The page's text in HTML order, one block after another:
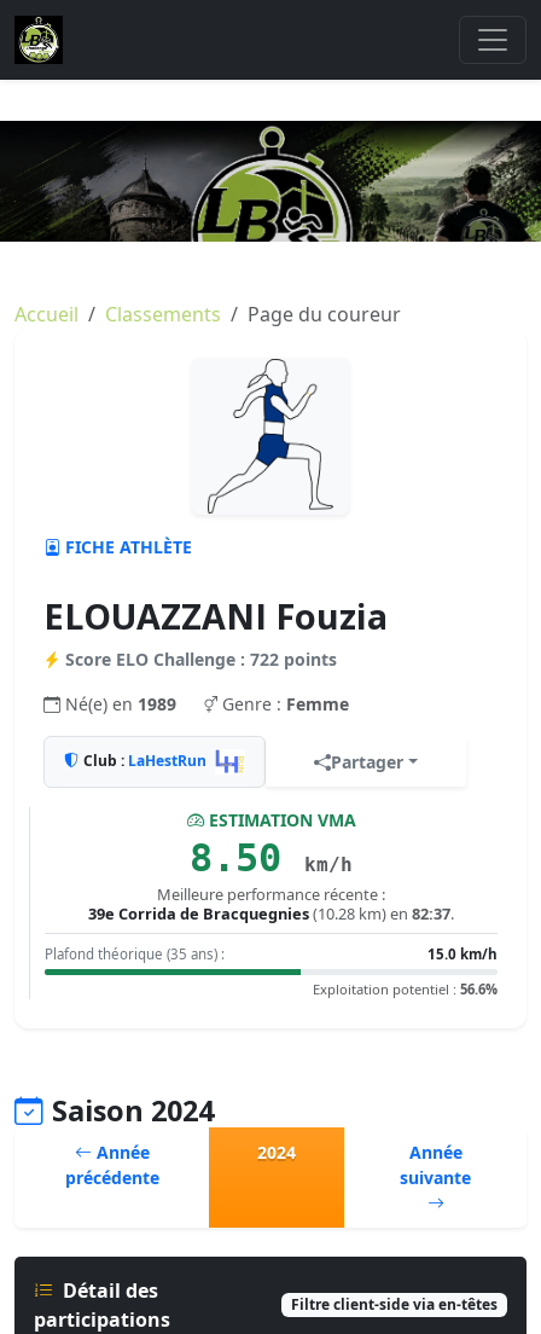
Accueil Classements Page du coureur
FICHE ATHLÈTE
ELOUAZZANI Fouzia
Score ELO Challenge : 722 points
Né(e) en 1989 Genre : Femme
Club : LaHestRun Partager
ESTIMATION VMA
8.50 km/h
Meilleure performance récente :
39e Corrida de Bracquegnies(10.28 km) en 82:37.
Plafond théorique (35 ans) :
15.0 km/h
Exploitation potentiel : 56.6%
Saison 2024
Année
précédente
2024
Année
suivante
Détail des
participations
Filtre client-side via en-têtes